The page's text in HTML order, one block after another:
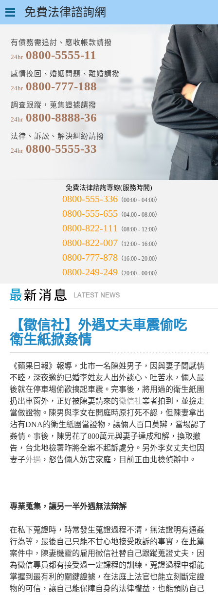
免費法律諮詢網
有債務需追討、應收帳款請撥
24hr 0800-5555-11
感情挽回、婚姻問題、離婚請撥
24hr 0800-777-188
調查跟蹤，蒐集證據請撥
24hr 0800-8888-36
法律、訴訟、解決糾紛請撥
24hr 0800-5555-33
免費法律諮詢專線(服務時間)
0800-555-336 （00:00 - 04:00）
0800-555-655 （04:00 - 08:00）
0800-822-111 （08:00 - 12:00）
0800-822-007 （12:00 - 16:00）
0800-777-878 （16:00 - 20:00）
0800-249-249 （20:00 - 00:00）
【徵信社】外遇丈夫車震偷吃
衛生紙掀姦情
《蘋果日報》報導，北市一名陳姓男子，因與妻子間感情
不睦，深夜邀約已婚李姓友人出外談心、吐苦水，倆人最
後就在停車場偷歡搞起車震。完事後，將用過的衛生紙團
扔出車窗外，正好被陳妻請來的徵信社業者拍到，並撿走
當做證物。陳男與李女在開庭時原打死不認，但陳妻拿出
沾有DNA的衛生紙團當證物，讓倆人百口莫辯，當場認了
姦情。事後，陳男花了800萬元與妻子達成和解，換取撤
告，台北地檢署昨將全案不起訴處分。另外李女丈夫也因
妻子外遇 ，怒告倆人妨害家庭，目前正由北檢偵辦中。
專業蒐集，讓另一半外遇無法辯解
在私下蒐證時，時常發生蒐證過程不清，無法證明有通姦
行為等，最後自己只能不甘心地接受敗訴的事實，在此篇
案件中，陳妻機靈的雇用徵信社替自己跟蹤蒐證丈夫，因
為徵信專員都有接受過一定課程的訓練，蒐證過程中都能
掌握到最有利的關鍵證據，在法庭上法官也能立刻斷定證
物的可信，讓自己能保障自身的法律權益，也能預防自己